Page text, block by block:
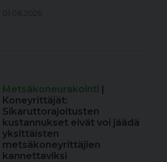
01.08.2026
Metsäkoneurakointi |
Koneyrittäjät:
Sikaruttorajoitusten
kustannukset eivät voi jäädä
yksittäisten
metsäkoneyrittäjien
kannettaviksi